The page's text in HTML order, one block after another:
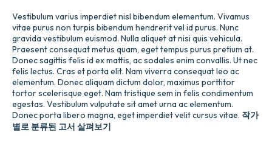
Vestibulum varius imperdiet nisl bibendum elementum. Vivamus
vitae purus non turpis bibendum hendrerit vel id purus. Nunc
gravida vestibulum euismod. Nulla aliquet at nisi quis vehicula.
Praesent consequat metus quam, eget tempus purus pretium at.
Donec sagittis felis id ex mattis, ac sodales enim convallis. Ut nec
felis lectus. Cras et porta elit. Nam viverra consequat leo ac
elementum. Donec aliquam dictum dolor, maximus porttitor
tortor scelerisque eget. Nam tristique sem in felis condimentum
egestas. Vestibulum vulputate sit amet urna ac elementum.
Donec porta libero magna, eget imperdiet velit cursus vitae. 작가
별로 분류된 고서 살펴보기